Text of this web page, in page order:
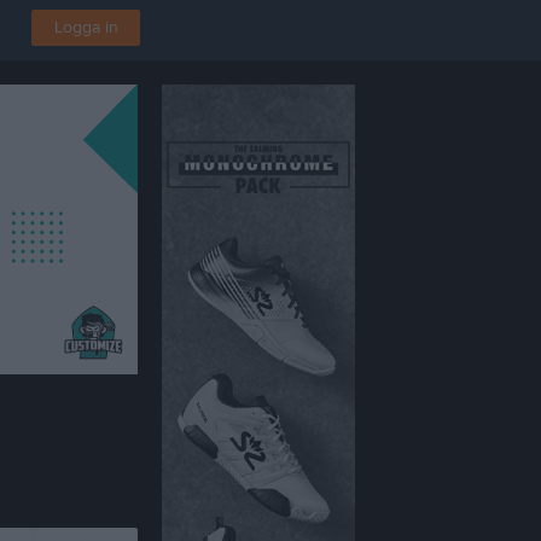
Logga in